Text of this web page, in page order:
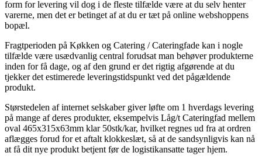
form for levering vil dog i de fleste tilfælde være at du selv henter
varerne, men det er betinget af at du er tæt på online webshoppens
bopæl.
Fragtperioden på Køkken og Catering / Cateringfade kan i nogle
tilfælde være usædvanlig central forudsat man behøver produkterne
inden for få dage, og af den grund er det rigtig afgørende at du
tjekker det estimerede leveringstidspunkt ved det pågældende
produkt.
Størstedelen af internet selskaber giver løfte om 1 hverdags levering
på mange af deres produkter, eksempelvis Låg/t Cateringfad mellem
oval 465x315x63mm klar 50stk/kar, hvilket regnes ud fra at ordren
aflægges forud for et aftalt klokkeslæt, så at de sandsynligvis kan nå
at få dit nye produkt betjent før de logistikansatte tager hjem.